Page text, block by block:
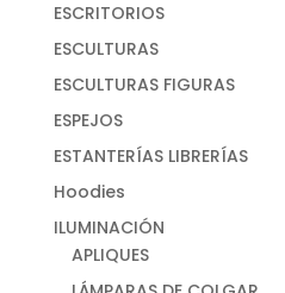
ESCRITORIOS
ESCULTURAS
ESCULTURAS FIGURAS
ESPEJOS
ESTANTERÍAS LIBRERÍAS
Hoodies
ILUMINACIÓN
APLIQUES